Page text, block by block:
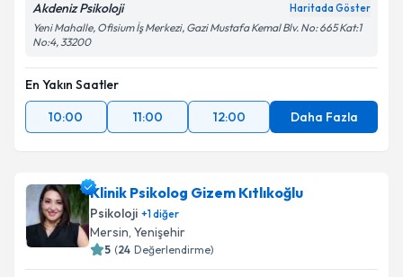
Akdeniz Psikoloji Haritada Göster
Yeni Mahalle, Ofisium İş Merkezi, Gazi Mustafa Kemal Blv. No: 665 Kat:1
No:4, 33200
En Yakın Saatler
10:00
11:00 12:00 Daha Fazla
Klinik Psikolog Gizem Kıtlıkoğlu
Psikoloji +1diğer
Mersin, Yenişehir
5 (24 Değerlendirme)